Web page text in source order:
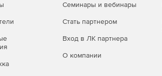
Семинары и вебинары
Стать партнером
Вход в ЛК партнера
О компании